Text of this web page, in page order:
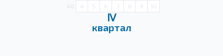
4 5 6 7 8 9 10
Ⅳ
квартал